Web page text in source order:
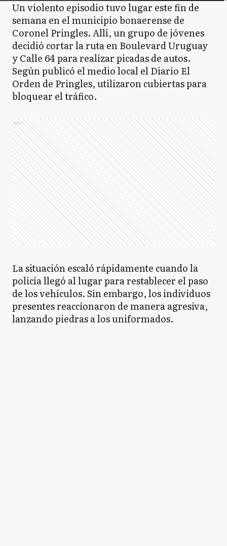
Un violento episodio tuvo lugar este fin de
semana en el municipio bonaerense de
Coronel Pringles. Allí, un grupo de jóvenes
decidió cortar la ruta en Boulevard Uruguay
y Calle 64 para realizar picadas de autos.
Según publicó el medio local el Diario El
Orden de Pringles, utilizaron cubiertas para
bloquear el tráfico.
Ads
La situación escaló rápidamente cuando la
policía llegó al lugar para restablecer el paso
de los vehículos. Sin embargo, los individuos
presentes reaccionaron de manera agresiva,
lanzando piedras a los uniformados.